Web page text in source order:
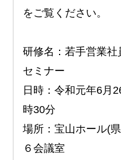
をご覧ください。
研修名：若手営業
セミナー
日時：令和元年6月
時30分
場所：宝山ホール(
６会議室